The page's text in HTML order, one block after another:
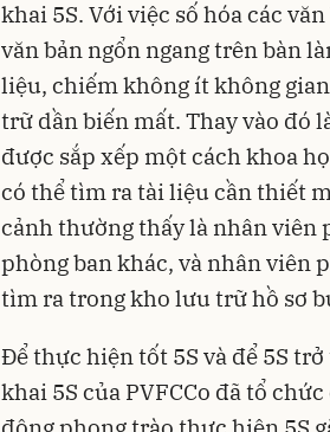
khai 5S. Với việc số hóa các
văn bản ngổn ngang trên bàn
liệu, chiếm không ít không
trữ dần biến mất. Thay vào đó
được sắp xếp một cách khoa
có thể tìm ra tài liệu cần thiết
cảnh thường thấy là nhân viên
phòng ban khác, và nhân viên
tìm ra trong kho lưu trữ hồ sơ
Để thực hiện tốt 5S và để 5S
khai 5S của PVFCCo đã tổ